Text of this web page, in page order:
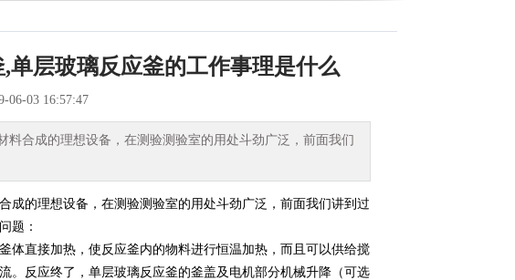
层玻璃反应釜的工作事理是什么
06-03 16:57:47
合成的理想设备，在测验测验室的用处斗劲广泛，前面我们
的理想设备，在测验测验室的用处斗劲广泛，前面我们讲到过
题：
直接加热，使反应釜内的物料进行恒温加热，而且可以供给搅
。反应终了，单层玻璃反应釜的釜盖及电机部分机械升降（可选